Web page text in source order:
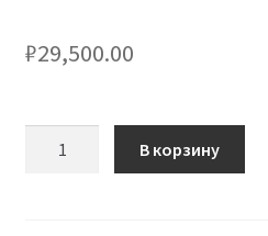
₽29,500.00
В корзину